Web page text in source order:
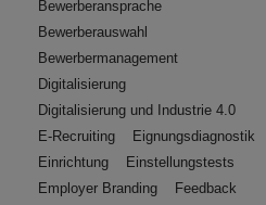
Bewerberansprache
Bewerberauswahl
Bewerbermanagement
Digitalisierung
Digitalisierung und Industrie 4.0
E-Recruiting
Eignungsdiagnostik
Einrichtung
Einstellungstests
Employer Branding
Feedback